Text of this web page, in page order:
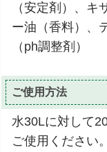
（安定剤）、
ー油（香料）、
（ph調整剤）
ご使用方法
水30Lに対して
ご使用ください